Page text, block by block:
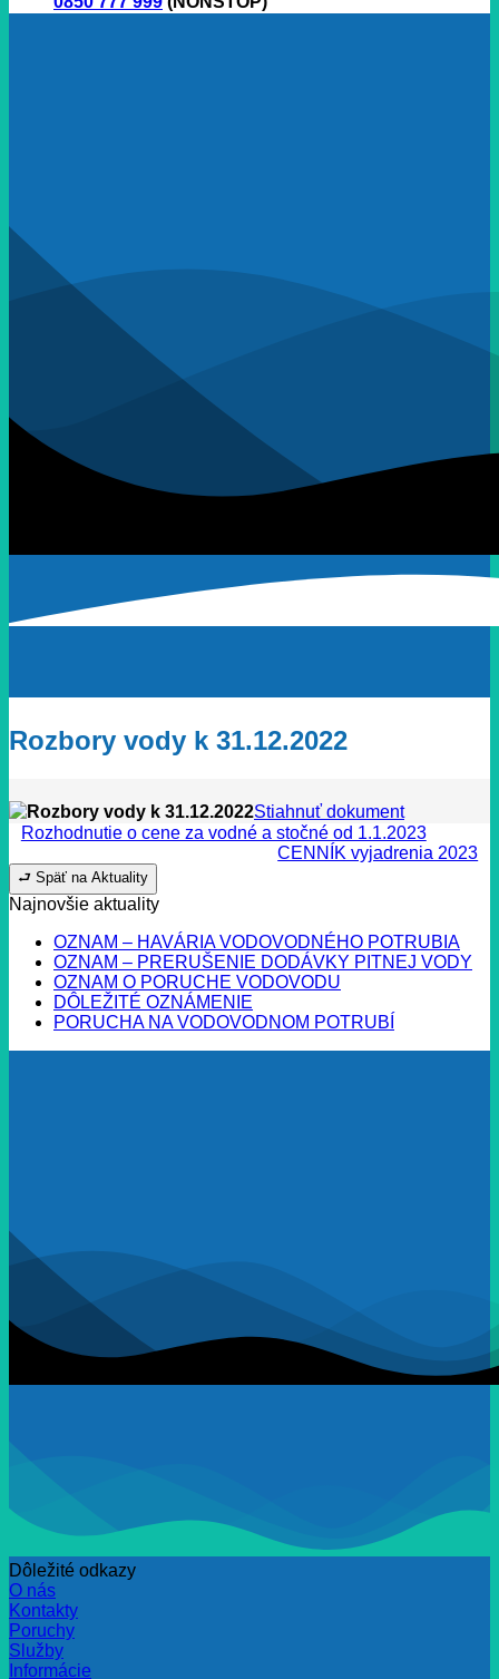
Rozbory vody k 31.12.2022
Rozbory vody k 31.12.2022Stiahnuť dokument
Rozhodnutie o cene za vodné a stočné od 1.1.2023
CENNÍK vyjadrenia 2023
⮐ Späť na Aktuality
Najnovšie aktuality
OZNAM – HAVÁRIA VODOVODNÉHO POTRUBIA
OZNAM – PRERUŠENIE DODÁVKY PITNEJ VODY
OZNAM O PORUCHE VODOVODU
DÔLEŽITÉ OZNÁMENIE
PORUCHA NA VODOVODNOM POTRUBÍ
Dôležité odkazy
O nás
Kontakty
Poruchy
Služby
Informácie